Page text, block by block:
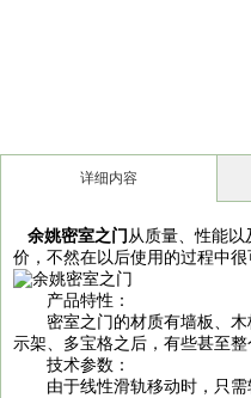
详细内容
余姚密室之门 从质量、性能
价，不然在以后使用的过程中
产品特性：
密室之门的材质有墙板、木
示架、多宝格之后，有些甚至
技术参数：
由于线性滑轨移动时，只需